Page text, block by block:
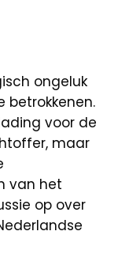
ongeluk
betrokkenen.
voor de
maar
van het
op over